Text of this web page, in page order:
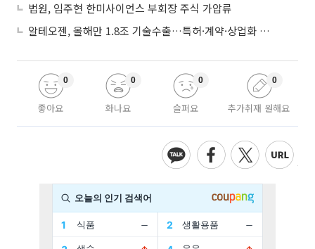
법원, 임주현 한미사이언스 부회장 주식 가압류
알테오젠, 올해만 1.8조 기술수출…특허·계약·상업화 ‘삼박자’
좋아요
0
화나요
0
슬퍼요
0
추가취재 원해요
0